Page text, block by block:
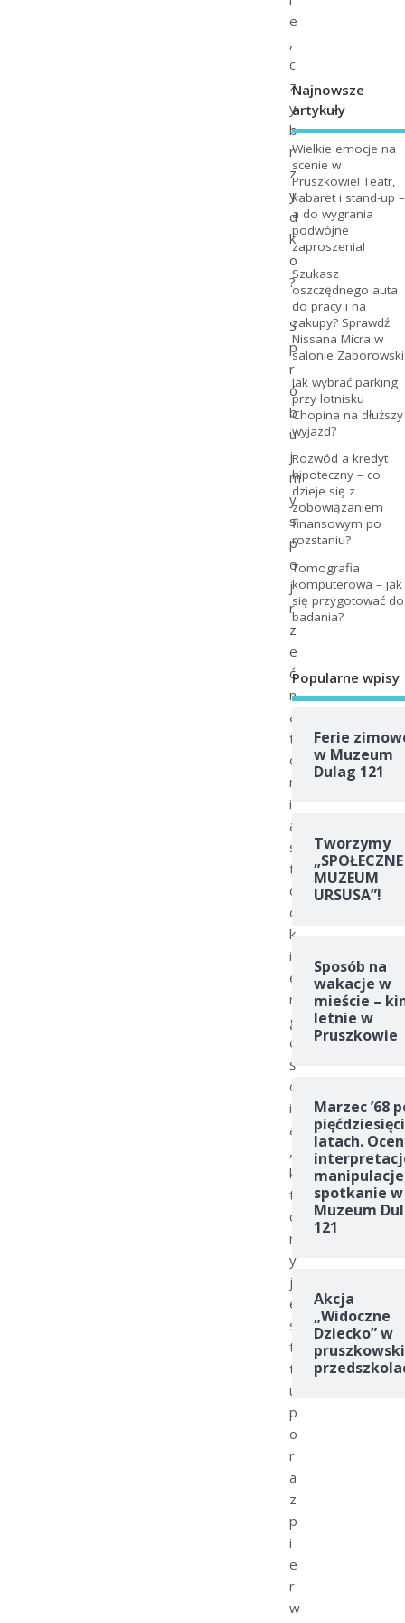
e
,
c
z
y
b
r
z
y
d
k
o
?
S
p
r
ó
b
u
j
m
y
s
p
o
j
r
z
e
ć
n
a
t
o
m
i
a
s
t
o
o
k
i
e
m
g
o
ś
c
i
a
,
k
t
ó
r
y
j
e
s
t
t
u
p
o
r
a
z
p
i
e
r
w
Najnowsze
artykuły
Wielkie emocje na
scenie w
Pruszkowie! Teatr,
kabaret i stand-up –
a do wygrania
podwójne
zaproszenia!
Szukasz
oszczędnego auta
do pracy i na
zakupy? Sprawdź
Nissana Micra w
salonie Zaborowski
Jak wybrać parking
przy lotnisku
Chopina na dłuższy
wyjazd?
Rozwód a kredyt
hipoteczny – co
dzieje się z
zobowiązaniem
finansowym po
rozstaniu?
Tomografia
komputerowa – jak
się przygotować do
badania?
Popularne wpisy
Ferie
w Muzeum
Dulag 121
Tworzymy
„SPOŁECZNE
MUZEUM
URSUSA”!
Sposób na
wakacje w
mieście –
letnie w
Pruszkowie
Marzec ’68
latach.
spotkanie w
Muzeum
121
Akcja
„Widoczne
Dziecko” w